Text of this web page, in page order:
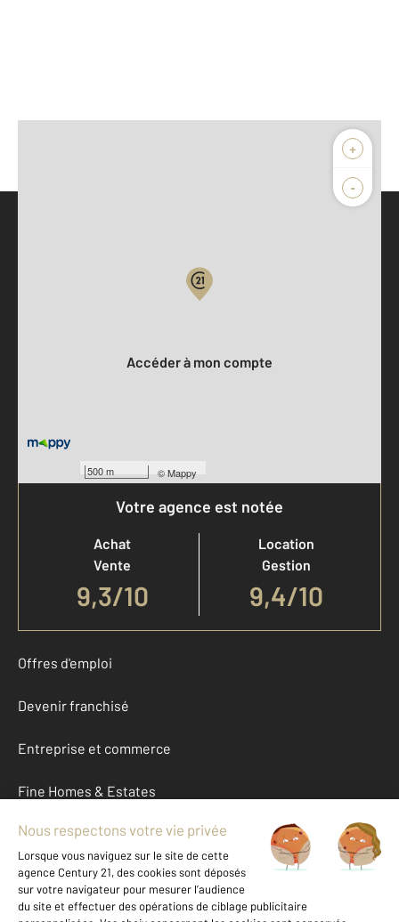
+
-
500 m ©Mappy
Accéder à mon compte
Votre agence est notée
Achat
Vente
9,3/10
Location
Gestion
9,4/10
Offres d'emploi
Devenir franchisé
Entreprise et commerce
Fine Homes & Estates
À propos
International